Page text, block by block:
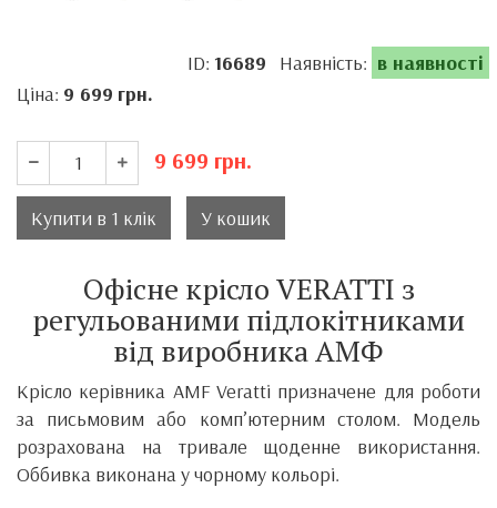
ID: 16689 Наявність: в наявності
Ціна: 9 699 грн.
9 699 грн.
Купити в 1 клік У кошик
Офісне крісло VERATTI з
регульованими підлокітниками
від виробника АМФ
Крісло керівника AMF Veratti призначене для роботи
за письмовим або комп’ютерним столом. Модель
розрахована на тривале щоденне використання.
Оббивка виконана у чорному кольорі.